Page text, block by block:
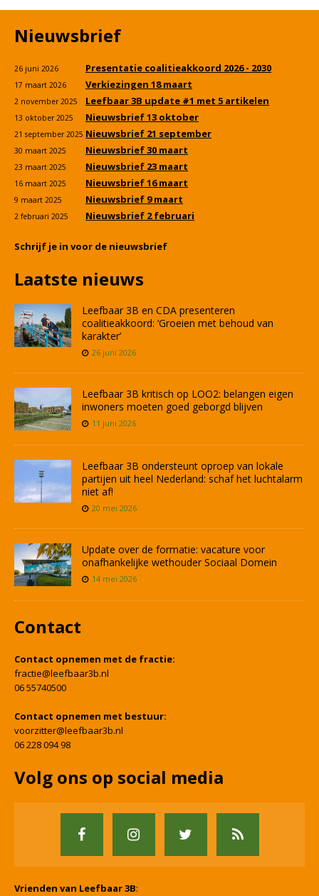
Nieuwsbrief
26 juni 2026 Presentatie coalitieakkoord 2026 - 2030
17 maart 2026 Verkiezingen 18 maart
2 november 2025 Leefbaar 3B update #1 met 5 artikelen
13 oktober 2025 Nieuwsbrief 13 oktober
21 september 2025 Nieuwsbrief 21 september
30 maart 2025 Nieuwsbrief 30 maart
23 maart 2025 Nieuwsbrief 23 maart
16 maart 2025 Nieuwsbrief 16 maart
9 maart 2025 Nieuwsbrief 9 maart
2 februari 2025 Nieuwsbrief 2 februari
Schrijf je in voor de nieuwsbrief
Laatste nieuws
Leefbaar 3B en CDA presenteren
coalitieakkoord: ‘Groeien met behoud van
karakter’
26 juni 2026
Leefbaar 3B kritisch op LOO2: belangen eigen
inwoners moeten goed geborgd blijven
11 juni 2026
Leefbaar 3B ondersteunt oproep van lokale
partijen uit heel Nederland: schaf het luchtalarm
niet af!
20 mei 2026
Update over de formatie: vacature voor
onafhankelijke wethouder Sociaal Domein
14 mei 2026
Contact
Contact opnemen met de fractie:
fractie@leefbaar3b.nl
06 55740500
Contact opnemen met bestuur:
voorzitter@leefbaar3b.nl
06 228 094 98
Volg ons op social media
Vrienden van Leefbaar 3B: